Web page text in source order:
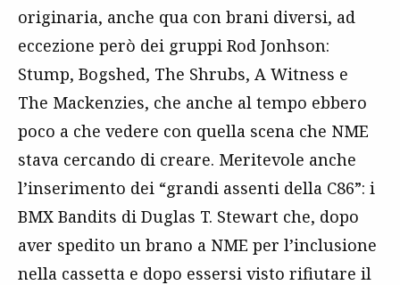
originaria, anche qua con brani diversi, ad
eccezione però dei gruppi Rod Jonhson:
Stump, Bogshed, The Shrubs, A Witness e
The Mackenzies, che anche al tempo ebbero
poco a che vedere con quella scena che NME
stava cercando di creare. Meritevole anche
l’inserimento dei “grandi assenti della C86”: i
BMX Bandits di Duglas T. Stewart che, dopo
aver spedito un brano a NME per l’inclusione
nella cassetta e dopo essersi visto rifiutare il